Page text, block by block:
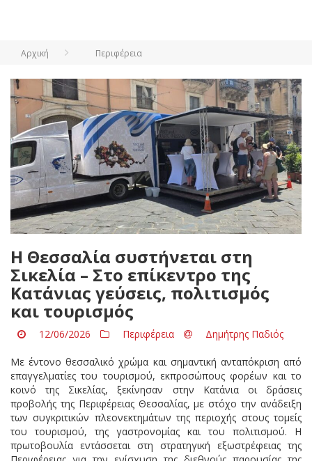
Αρχική Περιφέρεια
Η Θεσσαλία συστήνεται στη
Σικελία – Στο επίκεντρο της
Κατάνιας γεύσεις, πολιτισμός
και τουρισμός
12/06/2026 Περιφέρεια Δημήτρης Παδιός
Με έντονο θεσσαλικό χρώμα και σημαντική ανταπόκριση από
επαγγελματίες του τουρισμού, εκπροσώπους φορέων και το
κοινό της Σικελίας, ξεκίνησαν στην Κατάνια οι δράσεις
προβολής της Περιφέρειας Θεσσαλίας, με στόχο την ανάδειξη
των συγκριτικών πλεονεκτημάτων της περιοχής στους τομείς
του τουρισμού, της γαστρονομίας και του πολιτισμού. Η
πρωτοβουλία εντάσσεται στη στρατηγική εξωστρέφειας της